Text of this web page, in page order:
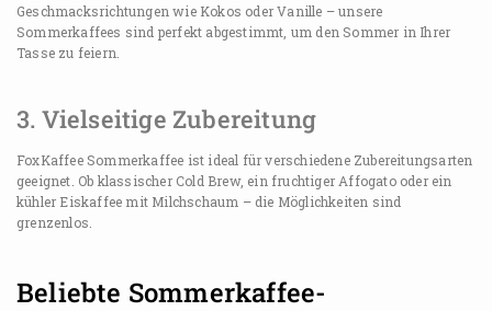
Geschmacksrichtungen wie Kokos oder Vanille – unsere
Sommerkaffees sind perfekt abgestimmt, um den Sommer in Ihrer
Tasse zu feiern.
3. Vielseitige Zubereitung
FoxKaffee Sommerkaffee ist ideal für verschiedene Zubereitungsarten
geeignet. Ob klassischer Cold Brew, ein fruchtiger Affogato oder ein
kühler Eiskaffee mit Milchschaum – die Möglichkeiten sind
grenzenlos.
Beliebte Sommerkaffee-